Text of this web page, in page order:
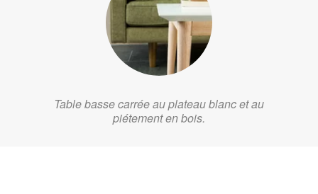
Table basse carrée au plateau blanc et au
piétement en bois.